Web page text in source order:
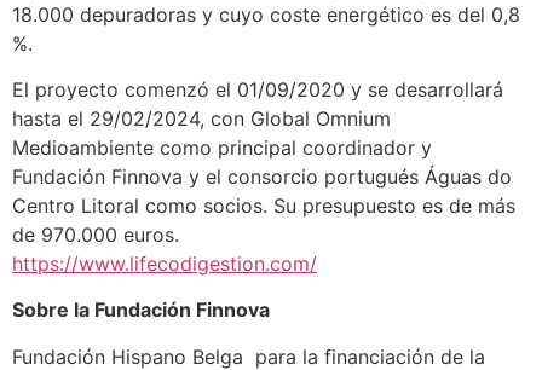
18.000 depuradoras y cuyo coste energético es del 0,8
%.
El proyecto comenzó el 01/09/2020 y se desarrollará
hasta el 29/02/2024, con Global Omnium
Medioambiente como principal coordinador y
Fundación Finnova y el consorcio portugués Águas do
Centro Litoral como socios. Su presupuesto es de más
de 970.000 euros.
https://www.lifecodigestion.com/
Sobre la Fundación Finnova
Fundación Hispano Belga para la financiación de la